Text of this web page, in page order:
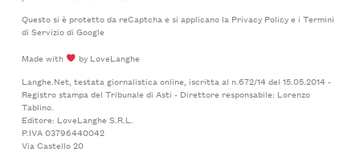
Questo si è protetto da reCaptcha e si applicano la Privacy Policye i Termini
di Serviziodi Google
Made with
by LoveLanghe
Langhe.Net, testata giornalistica online, iscritta al n.672/14 del 15.05.2014 -
Registro stampa del Tribunale di Asti - Direttore responsabile: Lorenzo
Tablino.
Editore: LoveLanghe S.R.L.
P.IVA 03796440042
Via Castello 20